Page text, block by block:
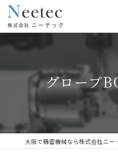
グローブ
大阪で精密